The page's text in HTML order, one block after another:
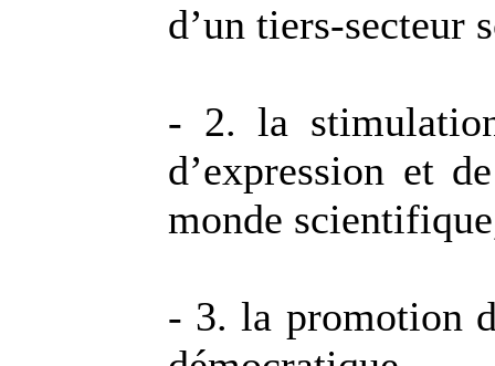
d’un tiers-secteur
- 2. la
d’expression et
monde
- 3. la promotion